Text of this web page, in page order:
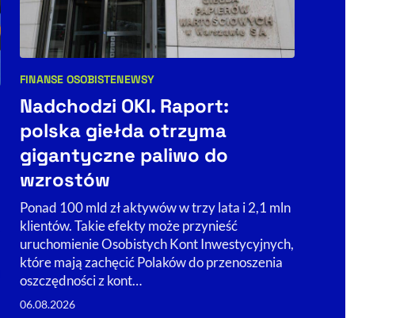
Kategorie artykułu:
FINANSE OSOBISTENEWSY
Nadchodzi OKI. Raport:
polska giełda otrzyma
gigantyczne paliwo do
wzrostów
Ponad 100 mld zł aktywów w trzy lata i 2,1 mln
klientów. Takie efekty może przynieść
uruchomienie Osobistych Kont Inwestycyjnych,
które mają zachęcić Polaków do przenoszenia
oszczędności z kont…
06.08.2026